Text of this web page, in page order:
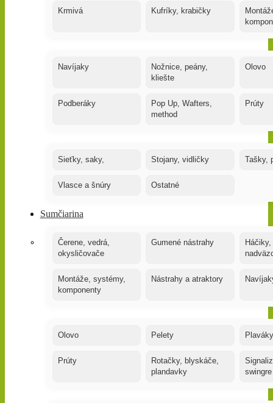
Krmivá Kufríky, krabičky
Navíjaky
Nožnice, peány,
kliešte
Olovo
Podberáky
Pop Up, Wafters,
method
Prúty
Sieťky, saky, Stojany, vidličky Tašky,
Vlasce a šnúry Ostatné
Sumčiarina
Čerene, vedrá,
okysličovače
Gumené nástrahy
Montáže, systémy,
komponenty
Nástrahy a atraktory
Olovo Pelety
Prúty
Rotačky, blyskáče,
plandavky
swingre